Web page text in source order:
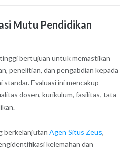
Mutu Pendidikan
bertujuan untuk memastikan
penelitian, dan pengabdian kepada
standar. Evaluasi ini mencakup
dosen, kurikulum, fasilitas, tata
berkelanjutan Agen Situs Zeus,
kelemahan dan